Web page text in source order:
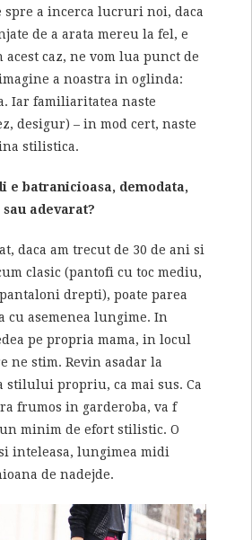
spre a incerca lucruri noi, daca
de a arata mereu la fel, e
acest caz, ne vom lua punct de
a noastra in oglinda:
Iar familiaritatea naste
desigur) – in mod cert, naste
stilistica.
e batranicioasa, demodata,
adevarat?
daca am trecut de 30 de ani si
clasic (pantofi cu toc mediu,
drepti), poate parea
cu asemenea lungime. In
pe propria mama, in locul
ne stim. Revin asadar la
stilului propriu, ca mai sus. Ca
frumos in garderoba, va f
minim de efort stilistic. O
inteleasa, lungimea midi
de nadejde.